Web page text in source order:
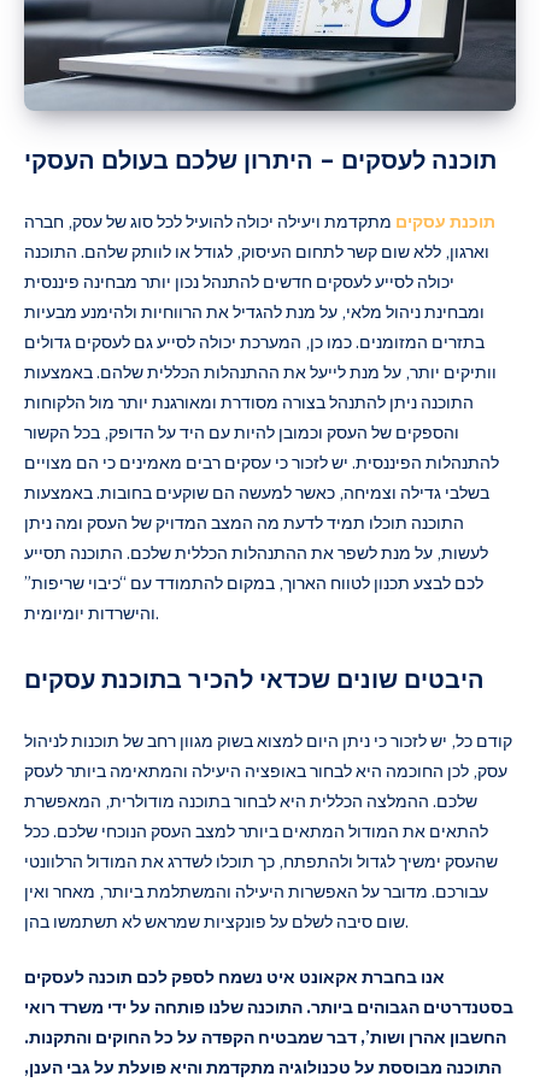
תוכנת עסקים מתקדמת ויעילה יכולה להועיל לכל סוג של עסק, חברה
וארגון, ללא שום קשר לתחום העיסוק, לגודל או לוותק שלהם. התוכנה
יכולה לסייע לעסקים חדשים להתנהל נכון יותר מבחינה פיננסית
ומבחינת ניהול מלאי, על מנת להגדיל את הרווחיות ולהימנע מבעיות
בתזרים המזומנים. כמו כן, המערכת יכולה לסייע גם לעסקים גדולים
וותיקים יותר, על מנת לייעל את ההתנהלות הכללית שלהם. באמצעות
התוכנה ניתן להתנהל בצורה מסודרת ומאורגנת יותר מול הלקוחות
והספקים של העסק וכמובן להיות עם היד על הדופק, בכל הקשור
להתנהלות הפיננסית. יש לזכור כי עסקים רבים מאמינים כי הם מצויים
בשלבי גדילה וצמיחה, כאשר למעשה הם שוקעים בחובות. באמצעות
התוכנה תוכלו תמיד לדעת מה המצב המדויק של העסק ומה ניתן
לעשות, על מנת לשפר את ההתנהלות הכללית שלכם. התוכנה תסייע
לכם לבצע תכנון לטווח הארוך, במקום להתמודד עם “כיבוי שריפות”
והישרדות יומיומית.
היבטים שונים שכדאי להכיר בתוכנת עסקים
קודם כל, יש לזכור כי ניתן היום למצוא בשוק מגוון רחב של תוכנות לניהול
עסק, לכן החוכמה היא לבחור באופציה היעילה והמתאימה ביותר לעסק
שלכם. ההמלצה הכללית היא לבחור בתוכנה מודולרית, המאפשרת
להתאים את המודול המתאים ביותר למצב העסק הנוכחי שלכם. ככל
שהעסק ימשיך לגדול ולהתפתח, כך תוכלו לשדרג את המודול הרלוונטי
עבורכם. מדובר על האפשרות היעילה והמשתלמת ביותר, מאחר ואין
שום סיבה לשלם על פונקציות שמראש לא תשתמשו בהן.
אנו בחברת אקאונט איט נשמח לספק לכם תוכנה לעסקים
בסטנדרטים הגבוהים ביותר. התוכנה שלנו פותחה על ידי משרד רואי
החשבון אהרן ושות’, דבר שמבטיח הקפדה על כל החוקים והתקנות.
התוכנה מבוססת על טכנולוגיה מתקדמת והיא פועלת על גבי הענן,